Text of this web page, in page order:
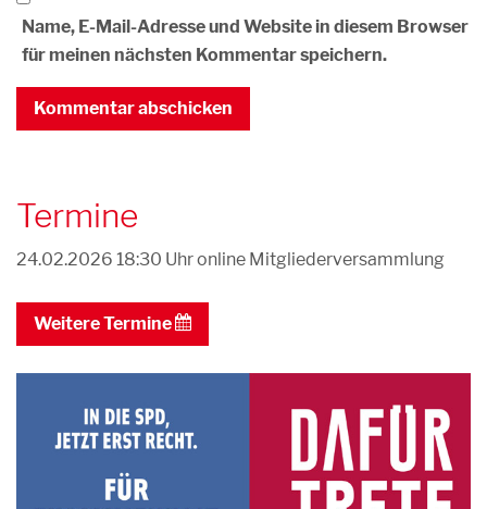
Name, E-Mail-Adresse und Website in diesem Browser
für meinen nächsten Kommentar speichern.
Termine
24.02.2026 18:30 Uhronline Mitgliederversammlung
Weitere Termine